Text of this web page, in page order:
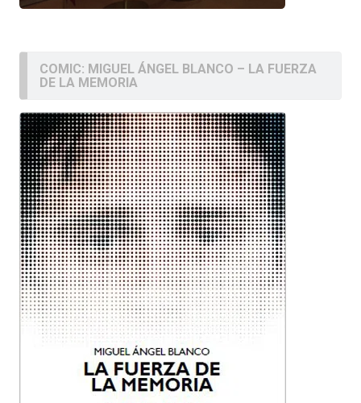
COMIC: MIGUEL ÁNGEL BLANCO – LA FUERZA
DE LA MEMORIA